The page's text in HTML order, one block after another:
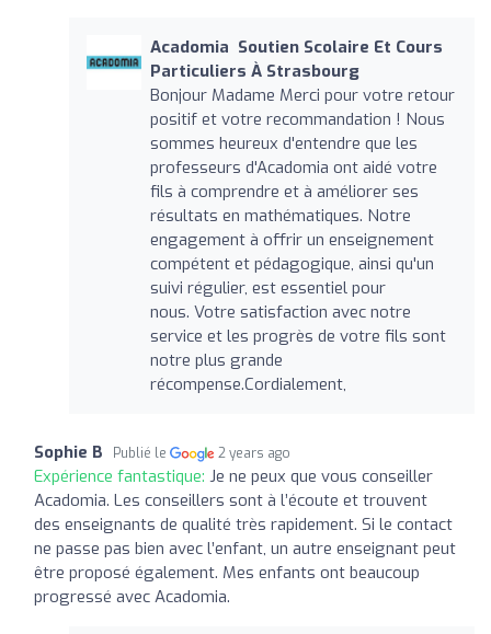
Acadomia ‍ Soutien Scolaire Et Cours
Particuliers À Strasbourg
Bonjour Madame ️Merci pour votre retour
positif et votre recommandation ! Nous
sommes heureux d'entendre que les
professeurs d'Acadomia ont aidé votre
fils à comprendre et à améliorer ses
résultats en mathématiques. Notre
engagement à offrir un enseignement
compétent et pédagogique, ainsi qu'un
suivi régulier, est essentiel pour
nous. Votre satisfaction avec notre
service et les progrès de votre fils sont
notre plus grande
récompense.Cordialement,
Sophie B Publié le 2 years ago
Expérience fantastique: Je ne peux que vous conseiller
Acadomia. Les conseillers sont à l’écoute et trouvent
des enseignants de qualité très rapidement. Si le contact
ne passe pas bien avec l’enfant, un autre enseignant peut
être proposé également. Mes enfants ont beaucoup
progressé avec Acadomia.